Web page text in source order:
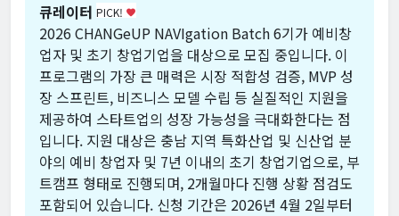
큐레이터 PICK! favorite
2026 CHANGeUP NAVIgation Batch 6기가 예비창
업자 및 초기 창업기업을 대상으로 모집 중입니다. 이
프로그램의 가장 큰 매력은 시장 적합성 검증, MVP 성
장 스프린트, 비즈니스 모델 수립 등 실질적인 지원을
제공하여 스타트업의 성장 가능성을 극대화한다는 점
입니다. 지원 대상은 충남 지역 특화산업 및 신산업 분
야의 예비 창업자 및 7년 이내의 초기 창업기업으로, 부
트캠프 형태로 진행되며, 2개월마다 진행 상황 점검도
포함되어 있습니다. 신청 기간은 2026년 4월 2일부터